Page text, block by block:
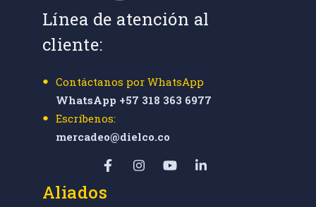
Línea de atención al
cliente:
Contáctanos por WhatsApp
WhatsApp +57 318 363 6977
Escríbenos:
mercadeo@dielco.co
Aliados